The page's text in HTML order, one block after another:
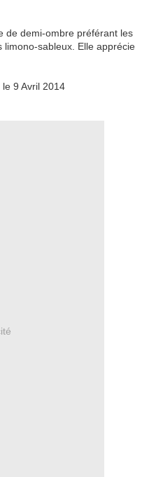
de demi-ombre préférant les
sableux. Elle apprécie
9 Avril 2014